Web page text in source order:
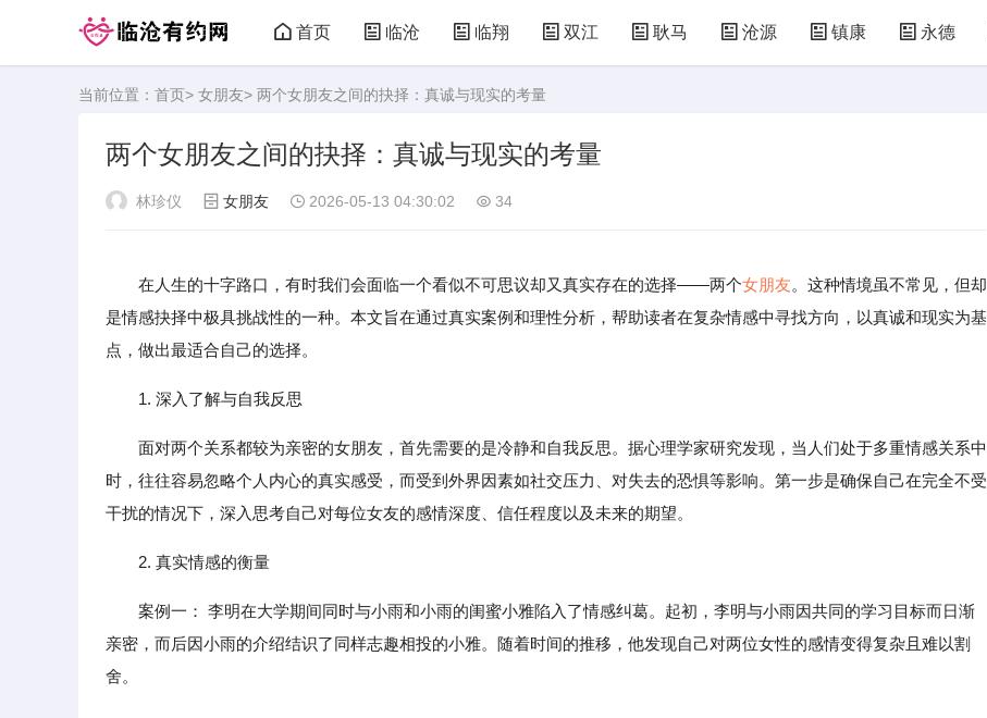
首页 临沧 临翔 双江 耿马 沧源 镇康 永德
当前位置： 首页> 女朋友> 两个女朋友之间的抉择：真诚与现实的考量
两个女朋友之间的抉择：真诚与现实的考量
林珍仪 女朋友 2026-05-13 04:30:02 34
在人生的十字路口，有时我们会面临一个看似不可思议却又真实存在的选择——两个女朋友。这种情境虽不常见，但却
是情感抉择中极具挑战性的一种。本文旨在通过真实案例和理性分析，帮助读者在复杂情感中寻找方向，以真诚和现实为基
点，做出最适合自己的选择。
1. 深入了解与自我反思
面对两个关系都较为亲密的女朋友，首先需要的是冷静和自我反思。据心理学家研究发现，当人们处于多重情感关系中
时，往往容易忽略个人内心的真实感受，而受到外界因素如社交压力、对失去的恐惧等影响。第一步是确保自己在完全不受
干扰的情况下，深入思考自己对每位女友的感情深度、信任程度以及未来的期望。
2. 真实情感的衡量
案例一： 李明在大学期间同时与小雨和小雨的闺蜜小雅陷入了情感纠葛。起初，李明与小雨因共同的学习目标而日渐
亲密，而后因小雨的介绍结识了同样志趣相投的小雅。随着时间的推移，他发现自己对两位女性的感情变得复杂且难以割
舍。